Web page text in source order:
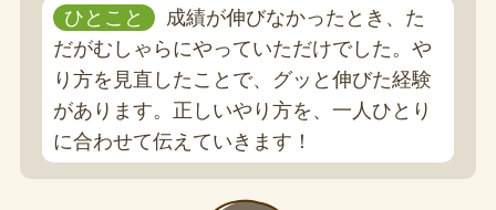
ひとこと
成績が伸びなかったとき、た
だがむしゃらにやっていただけでした。や
り方を見直したことで、グッと伸びた経験
があります。正しいやり方を、一人ひとり
に合わせて伝えていきます！